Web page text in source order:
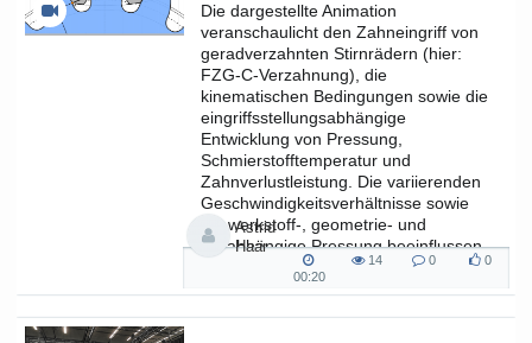
Die dargestellte Animation
veranschaulicht den Zahneingriff von
geradverzahnten Stirnrädern (hier:
FZG-C-Verzahnung), die
kinematischen Bedingungen sowie die
eingriffsstellungsabhängige
Entwicklung von Pressung,
Schmierstofftemperatur und
Zahnverlustleistung. Die variierenden
Geschwindigkeitsverhältnisse sowie
die werkstoff-, geometrie- und
lastabhängige Pressung beeinflussen
Astrid
Haar
00:20
00:20
14
views
0
Kommentare
0
likes